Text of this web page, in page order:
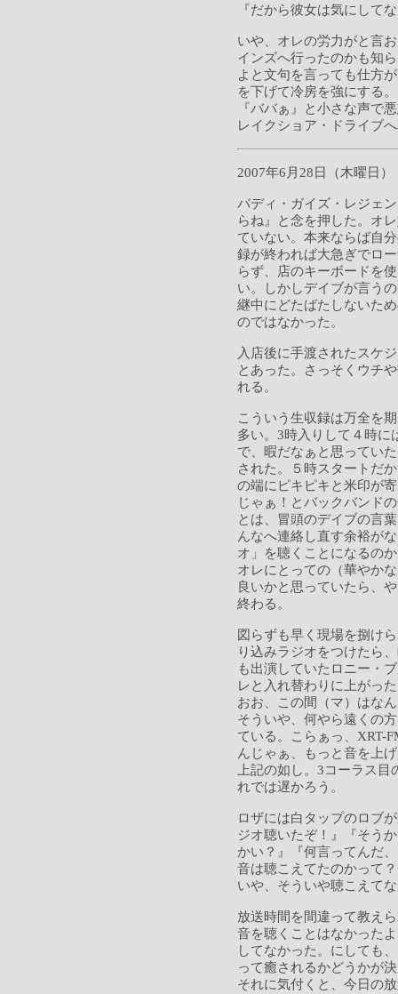
『だから彼女は気にして
いや、オレの労力がと言
インズへ行ったのかも知
よと文句を言っても仕方
を下げて冷房を強にする
『ババぁ』と小さな声で
レイクショア・ドライブ
2007年6月28日（木曜日）
バディ・ガイズ・レジェ
らね』と念を押した。オ
ていない。本来ならば自
録が終われば大急ぎでロ
らず、店のキーボードを
い。しかしデイブが言う
継中にどたばたしないた
のではなかった。
入店後に手渡されたスケ
とあった。さっそくウチ
れる。
こういう生収録は万全を
多い。3時入りして４時に
で、暇だなぁと思ってい
された。５時スタートだ
の端にピキピキと米印が
じゃぁ！とバックバンド
とは、冒頭のデイブの言
んなへ連絡し直す余裕が
オ」を聴くことになるの
オレにとっての（華やか
良いかと思っていたら、
終わる。
図らずも早く現場を捌け
り込みラジオをつけたら
も出演していたロニー・
レと入れ替わりに上がっ
おお、この間（マ）はな
そういや、何やら遠くの
ている。こらぁっ、XRT-
んじゃぁ、もっと音を上
上記の如し。3コーラス
れでは遅かろう。
ロザには白タップのロブ
ジオ聴いたぞ！』『そう
かい？』『何言ってんだ
音は聴こえてたのかって
いや、そういや聴こえて
放送時間を間違って教え
音を聴くことはなかった
してなかった。にしても
って癒されるかどうかが
それに気付くと、今日の